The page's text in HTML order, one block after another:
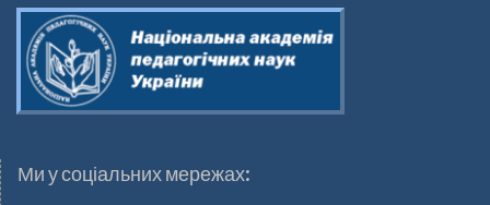
Ми у соціальних мережах: